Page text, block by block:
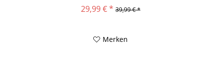
29,99 € * 39,99 € *
Merken